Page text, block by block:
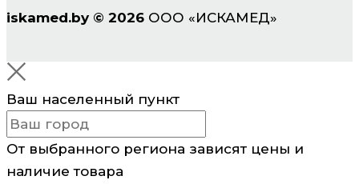
iskamed.by © 2026 ООО «ИСКАМЕД»
Ваш населенный пункт
От выбранного региона зависят цены и
наличие товара